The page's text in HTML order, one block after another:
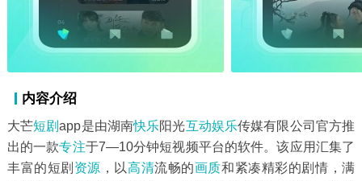
内容介绍
大芒短剧app是由湖南快乐阳光互动娱乐传媒有限公司官方推
出的一款专注于7—10分钟短视频平台的软件。该应用汇集了
丰富的短剧 资源 ，以高清流畅的画质和紧凑精彩的剧情，满